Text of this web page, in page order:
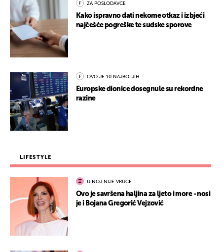
ZA POSLODAVCE
Kako ispravno dati nekome otkaz i izbjeći
najčešće pogreške te sudske sporove
OVO JE 10 NAJBOLJIH
Europske dionice dosegnule su rekordne
razine
LIFESTYLE
U NOJ NIJE VRUĆE
Ovo je savršena haljina za ljeto i more - nosi
je i Bojana Gregorić Vejzović